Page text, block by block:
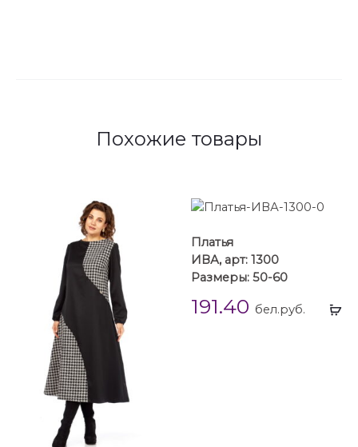
Похожие товары
Платья
ИВА, арт: 1300
Размеры: 50-60
191.40 бел.руб.